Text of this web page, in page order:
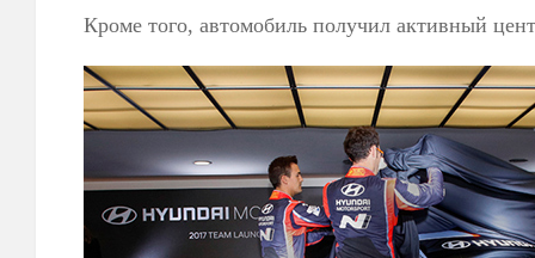
Кроме того, автомобиль получил активный